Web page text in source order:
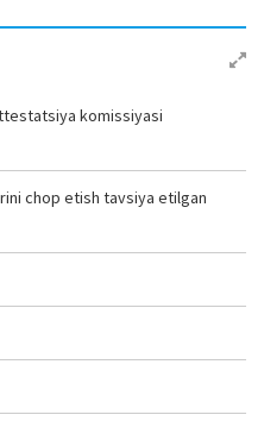
komissiyasi
chop etish tavsiya etilgan